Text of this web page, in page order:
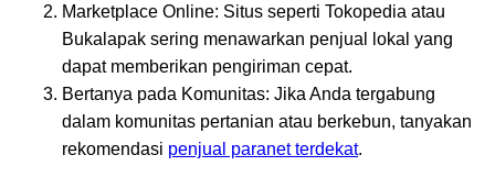
Marketplace Online: Situs seperti Tokopedia atau
Bukalapak sering menawarkan penjual lokal yang
dapat memberikan pengiriman cepat.
Bertanya pada Komunitas: Jika Anda tergabung
dalam komunitas pertanian atau berkebun, tanyakan
rekomendasi penjual paranet terdekat.